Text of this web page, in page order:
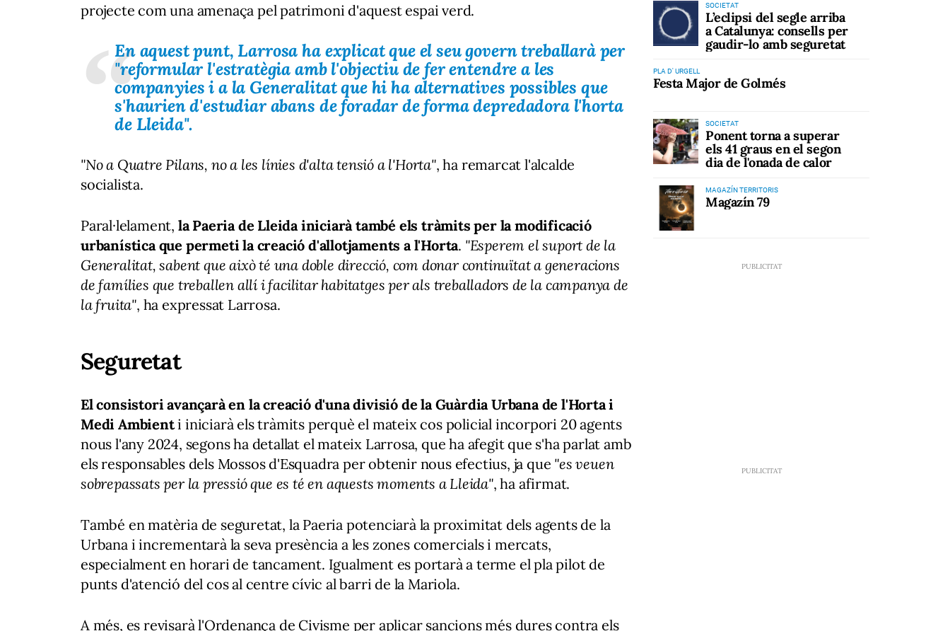
projecte com una amenaça pel patrimoni d'aquest espai verd.
En aquest punt, Larrosa ha explicat que el seu govern treballarà per
"reformular l'estratègia amb l'objectiu de fer entendre a les
companyies i a la Generalitat que hi ha alternatives possibles que
s'haurien d'estudiar abans de foradar de forma depredadora l'horta
de Lleida".
"No a Quatre Pilans, no a les línies d'alta tensió a l'Horta", ha remarcat l'alcalde
socialista.
Paral·lelament, la Paeria de Lleida iniciarà també els tràmits per la modificació
urbanística que permeti la creació d'allotjaments a l'Horta. "Esperem el suport de la
Generalitat, sabent que això té una doble direcció, com donar continuïtat a generacions
de famílies que treballen allí i facilitar habitatges per als treballadors de la campanya de
la fruita", ha expressat Larrosa.
Seguretat
El consistori avançarà en la creació d'una divisió de la Guàrdia Urbana de l'Horta i
Medi Ambienti iniciarà els tràmits perquè el mateix cos policial incorpori 20 agents
nous l'any 2024, segons ha detallat el mateix Larrosa, que ha afegit que s'ha parlat amb
els responsables dels Mossos d'Esquadra per obtenir nous efectius, ja que "es veuen
sobrepassats per la pressió que es té en aquests moments a Lleida", ha afirmat.
També en matèria de seguretat, la Paeria potenciarà la proximitat dels agents de la
Urbana i incrementarà la seva presència a les zones comercials i mercats,
especialment en horari de tancament. Igualment es portarà a terme el pla pilot de
punts d'atenció del cos al centre cívic al barri de la Mariola.
A més, es revisarà l'Ordenança de Civisme per aplicar sancions més dures contra els
SOCIETAT
L’eclipsi del segle arriba
a Catalunya: consells per
gaudir-lo amb seguretat
PLA D' URGELL
Festa Major de Golmés
SOCIETAT
Ponent torna a superar
els 41 graus en el segon
dia de l'onada de calor
MAGAZÍN TERRITORIS
Magazín 79